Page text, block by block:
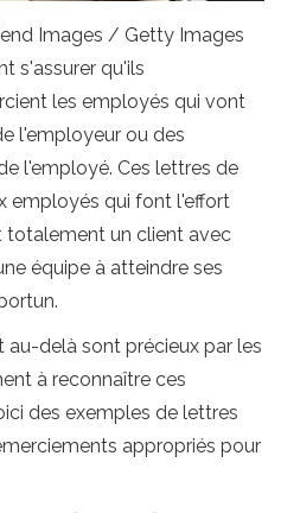
Images / Getty Images
s'assurer qu'ils
les employés qui vont
l'employeur ou des
l'employé. Ces lettres de
employés qui font l'effort
totalement un client avec
équipe à atteindre ses
au-delà sont précieux par les
à reconnaître ces
des exemples de lettres
appropriés pour